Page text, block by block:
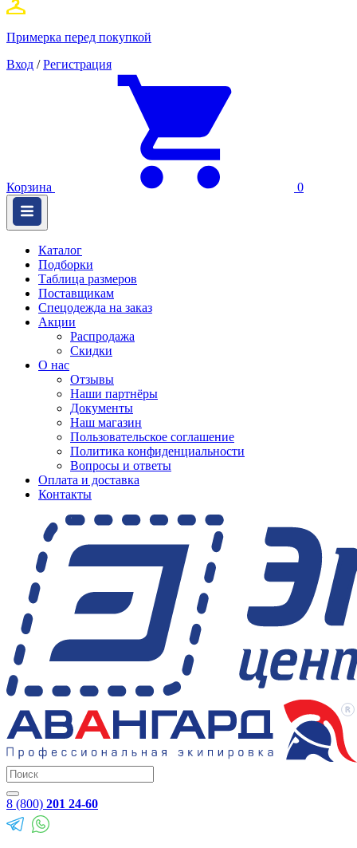
Примерка перед покупкой
Вход / Регистрация
Корзина 0
Каталог
Подборки
Таблица размеров
Поставщикам
Спецодежда на заказ
Акции
Распродажа
Скидки
О нас
Отзывы
Наши партнёры
Документы
Наш магазин
Пользовательское соглашение
Политика конфиденциальности
Вопросы и ответы
Оплата и доставка
Контакты
8 (800) 201 24-60